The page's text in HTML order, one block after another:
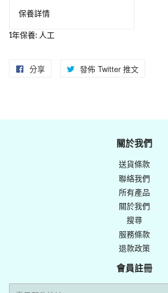
保養詳情
1年保養: 人工
分享
Facebook
發佈 Twitter 推文
發
佈
推
文
關於我們
送貨條款
聯絡我們
所有產品
關於我們
搜尋
服務條款
退款政策
會員註冊
電